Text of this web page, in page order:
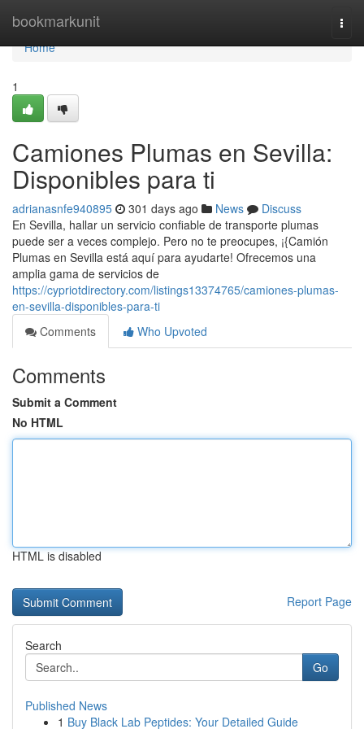
bookmarkunit
Home
Home
1
Camiones Plumas en Sevilla:
Disponibles para ti
adrianasnfe940895 301 days ago News
Discuss
En Sevilla, hallar un servicio confiable de transporte plumas
puede ser a veces complejo. Pero no te preocupes, ¡{Camión
Plumas en Sevilla está aquí para ayudarte! Ofrecemos una
amplia gama de servicios de
https://cypriotdirectory.com/listings13374765/camiones-plumas-
en-sevilla-disponibles-para-ti
Comments
Who Upvoted
Comments
Submit a Comment
No HTML
HTML is disabled
Report Page
Search
Go
Published News
1 Buy Black Lab Peptides: Your Detailed Guide